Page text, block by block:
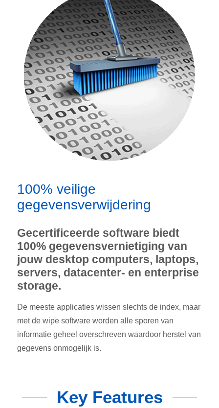
100% veilige
gegevensverwijdering
Gecertificeerde software biedt
100% gegevensvernietiging van
jouw desktop computers, laptops,
servers, datacenter- en enterprise
storage.
De meeste applicaties wissen slechts de index, maar
met de wipe software worden alle sporen van
informatie geheel overschreven waardoor herstel van
gegevens onmogelijk is.
Key Features